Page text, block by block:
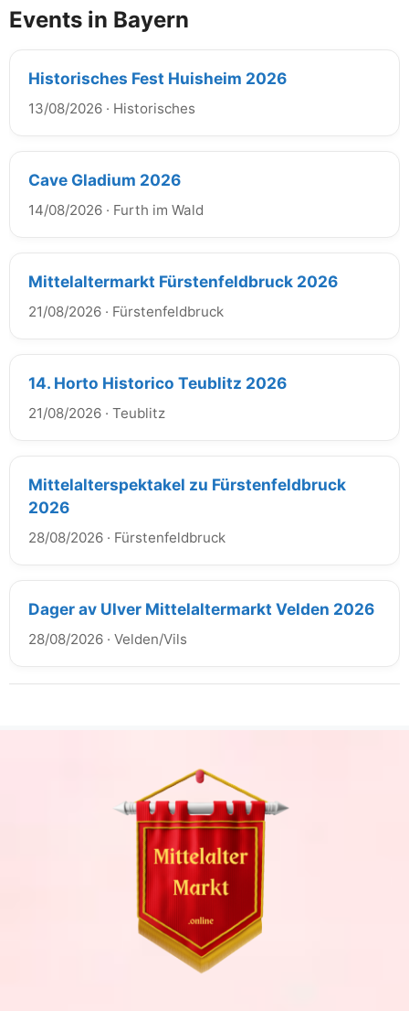
Events in Bayern
Historisches Fest Huisheim 2026
13/08/2026 · Historisches
Cave Gladium 2026
14/08/2026 · Furth im Wald
Mittelaltermarkt Fürstenfeldbruck 2026
21/08/2026 · Fürstenfeldbruck
14. Horto Historico Teublitz 2026
21/08/2026 · Teublitz
Mittelalterspektakel zu Fürstenfeldbruck
2026
28/08/2026 · Fürstenfeldbruck
Dager av Ulver Mittelaltermarkt Velden 2026
28/08/2026 · Velden/Vils